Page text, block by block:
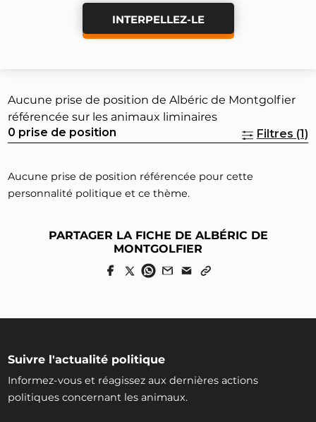
INTERPELLEZ-LE
Aucune prise de position de Albéric de Montgolfier
référencée sur les animaux liminaires
0 prise de position
Filtres (1)
Aucune prise de position référencée pour cette
personnalité politique et ce thème.
PARTAGER LA FICHE DE ALBÉRIC DE
MONTGOLFIER
Suivre l'actualité politique
Informez-vous et réagissez aux dernières actions
politiques concernant les animaux.